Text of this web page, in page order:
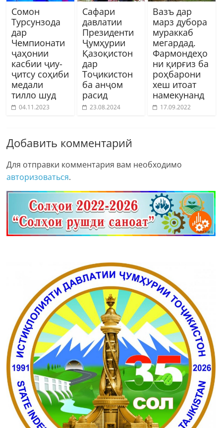
Сомон
Турсунзода
дар
Чемпионати
ҷаҳонии
касбии ҷиу-
ҷитсу соҳиби
медали
тилло шуд
04.11.2023
Сафари
давлатии
Президенти
Ҷумҳурии
Қазоқистон
дар
Тоҷикистон
ба анҷом
расид
23.08.2024
Вазъ дар
марз дубора
мураккаб
мегардад.
Фармондеҳо
ни қирғиз ба
роҳбарони
хеш итоат
намекунанд
17.09.2022
Добавить комментарий
Для отправки комментария вам необходимо
авторизоваться.